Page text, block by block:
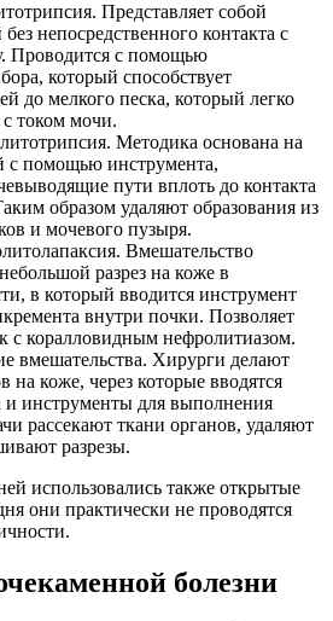
Представляет собой
непосредственного контакта с
Проводится с помощью
который способствует
до мелкого песка, который легко
током мочи.
Методика основана на
с помощью инструмента,
пути вплоть до контакта
образом удаляют образования из
и мочевого пузыря.
Вмешательство
разрез на коже в
в который вводится инструмент
внутри почки. Позволяет
с коралловидным нефролитиазом.
вмешательства. Хирурги делают
на коже, через которые вводятся
и инструменты для выполнения
рассекают ткани органов, удаляют
разрезы.
использовались также открытые
они практически не проводятся
болезни